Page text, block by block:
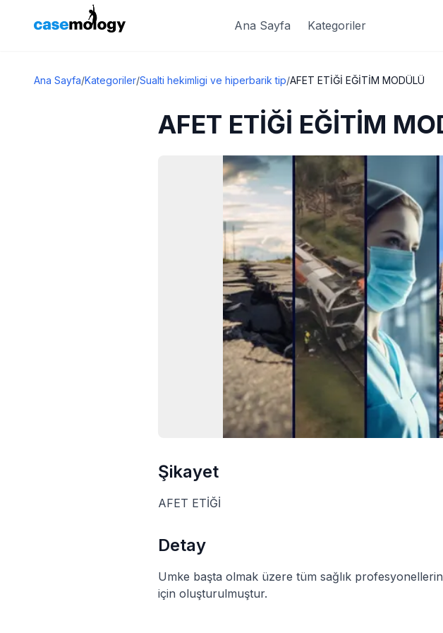
Ana Sayfa Kategoriler
Ana Sayfa/Kategoriler/Sualti hekimligi ve hiperbarik tip/AFET ETİĞİ EĞİTİM MODÜLÜ
AFET ETİĞİ EĞİTİM
Şikayet
AFET ETİĞİ
Detay
Umke başta olmak üzere tüm sağlık
için oluşturulmuştur.